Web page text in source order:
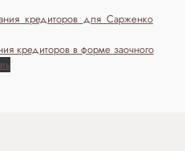
кредиторов в форме заочного